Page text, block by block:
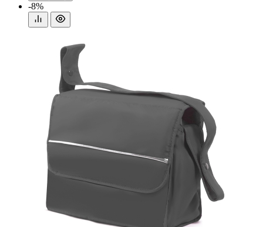
-8%